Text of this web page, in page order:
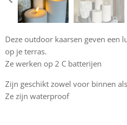
Deze outdoor kaarsen geven een
op je terras.
Ze werken op 2 C batterijen
Zijn geschikt zowel voor binnen
Ze zijn waterproof